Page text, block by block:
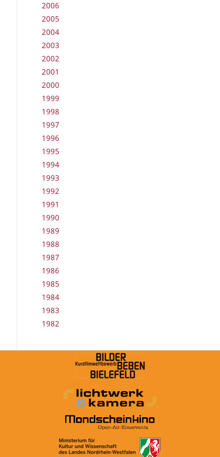
2006
2005
2004
2003
2002
2001
2000
1999
1998
1997
1996
1995
1994
1993
1992
1991
1990
1989
1988
1987
1986
1985
1984
1983
1982